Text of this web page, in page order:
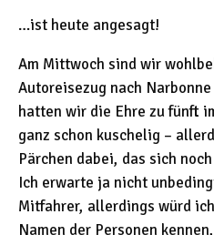
…ist heute angesagt!
Am Mittwoch sind wir
Autoreisezug nach
hatten wir die Ehre zu fünft
ganz schon kuschelig –
Pärchen dabei, das sich
Ich erwarte ja nicht
Mitfahrer, allerdings würd
Namen der Personen